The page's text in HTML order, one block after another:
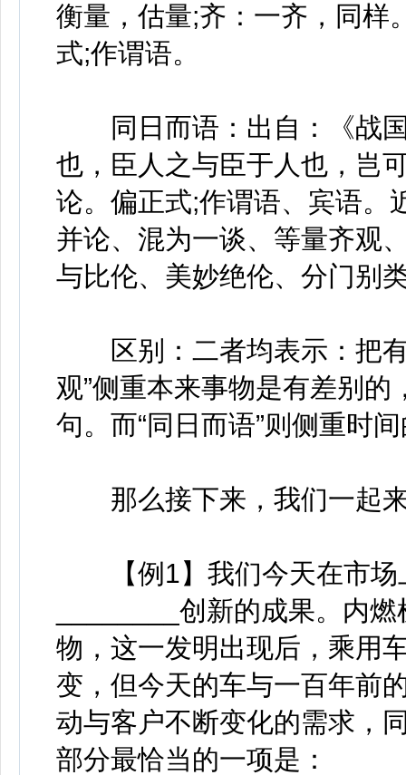
衡量，估量;齐：一齐，同样
式;作谓语。
同日而语：出自：《战国
也，臣人之与臣于人也，岂
论。偏正式;作谓语、宾语。
并论、混为一谈、等量齐观
与比伦、美妙绝伦、分门别
区别：二者均表示：把有
观”侧重本来事物是有差别
句。而“同日而语”则侧重时
那么接下来，我们一起
【例1】我们今天在市场
________创新的成果。内
物，这一发明出现后，乘用
变，但今天的车与一百年前
动与客户不断变化的需求，
部分最恰当的一项是：